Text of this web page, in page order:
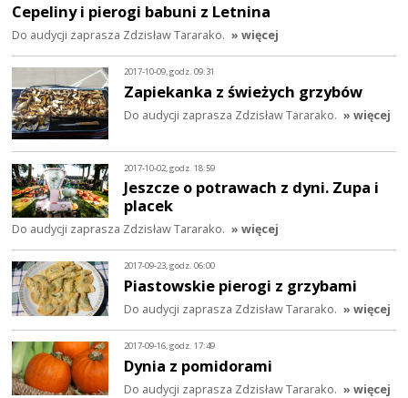
Cepeliny i pierogi babuni z Letnina
Do audycji zaprasza Zdzisław Tararako. » więcej
2017-10-09, godz. 09:31
Zapiekanka z świeżych grzybów
Do audycji zaprasza Zdzisław Tararako. » więcej
2017-10-02, godz. 18:59
Jeszcze o potrawach z dyni. Zupa i
placek
Do audycji zaprasza Zdzisław Tararako. » więcej
2017-09-23, godz. 06:00
Piastowskie pierogi z grzybami
Do audycji zaprasza Zdzisław Tararako. » więcej
2017-09-16, godz. 17:49
Dynia z pomidorami
Do audycji zaprasza Zdzisław Tararako. » więcej